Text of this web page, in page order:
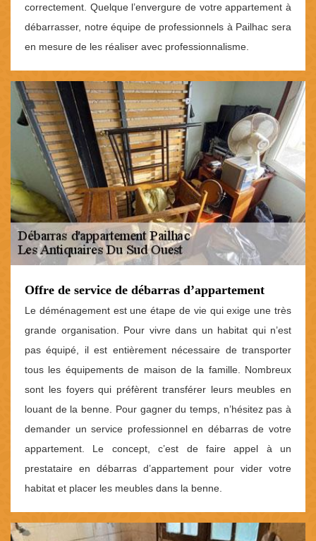
correctement. Quelque l’envergure de votre appartement à
débarrasser, notre équipe de professionnels à Pailhac sera
en mesure de les réaliser avec professionnalisme.
Offre de service de débarras d’appartement
Le déménagement est une étape de vie qui exige une très
grande organisation. Pour vivre dans un habitat qui n’est
pas équipé, il est entièrement nécessaire de transporter
tous les équipements de maison de la famille. Nombreux
sont les foyers qui préfèrent transférer leurs meubles en
louant de la benne. Pour gagner du temps, n’hésitez pas à
demander un service professionnel en débarras de votre
appartement. Le concept, c’est de faire appel à un
prestataire en débarras d’appartement pour vider votre
habitat et placer les meubles dans la benne.